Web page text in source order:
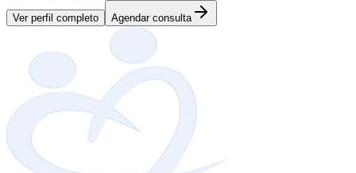
Ver perfil completo Agendar consulta